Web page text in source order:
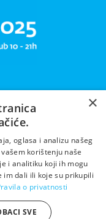
svoju!
×
oglasa i analizu našeg
korištenju naše
i analitiku koji ih mogu
dali ili koje su prikupili
o privatnosti
SVE